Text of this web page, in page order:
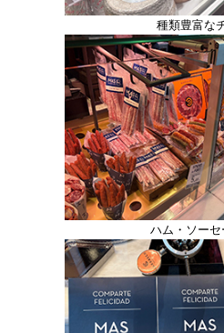
種類豊富な
ハム・ソー